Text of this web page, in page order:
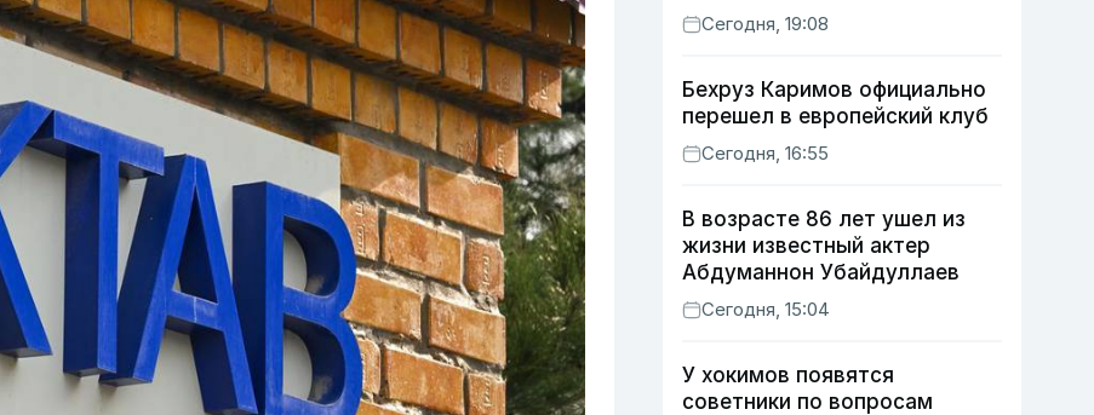
Сегодня, 19:08
Бехруз Каримов официально
перешел в европейский клуб
Сегодня, 16:55
В возрасте 86 лет ушел из
жизни известный актер
Абдуманнон Убайдуллаев
Сегодня, 15:04
У хокимов появятся
советники по вопросам